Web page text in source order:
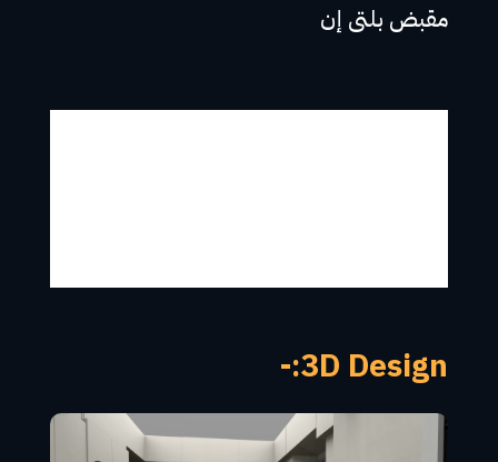
مقبض بلتى إن
3D Design:-